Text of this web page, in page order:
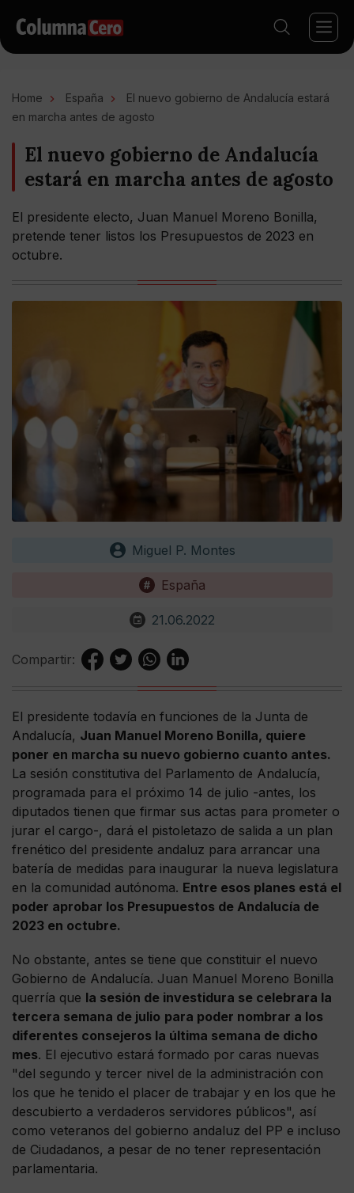
Home España
El nuevo gobierno de Andalucía estará
en marcha antes de agosto
El nuevo gobierno de Andalucía
estará en marcha antes de agosto
El presidente electo, Juan Manuel Moreno Bonilla,
pretende tener listos los Presupuestos de 2023 en
octubre.
Miguel P. Montes
España
21.06.2022
Compartir:
El presidente todavía en funciones de la Junta de
Andalucía, Juan Manuel Moreno Bonilla, quiere
poner en marcha su nuevo gobierno cuanto antes.
La sesión constitutiva del Parlamento de Andalucía,
programada para el próximo 14 de julio -antes, los
diputados tienen que firmar sus actas para prometer o
jurar el cargo-, dará el pistoletazo de salida a un plan
frenético del presidente andaluz para arrancar una
batería de medidas para inaugurar la nueva legislatura
en la comunidad autónoma. Entre esos planes está el
poder aprobar los Presupuestos de Andalucía de
2023 en octubre.
No obstante, antes se tiene que constituir el nuevo
Gobierno de Andalucía. Juan Manuel Moreno Bonilla
querría que la sesión de investidura se celebrara la
tercera semana de julio para poder nombrar a los
diferentes consejeros la última semana de dicho
mes. El ejecutivo estará formado por caras nuevas
"del segundo y tercer nivel de la administración con
los que he tenido el placer de trabajar y en los que he
descubierto a verdaderos servidores públicos", así
como veteranos del gobierno andaluz del PP e incluso
de Ciudadanos, a pesar de no tener representación
parlamentaria.